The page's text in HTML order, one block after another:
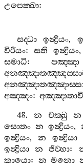
උපෙක‍්ඛා:
සද‍්ධා ඉන්‍ද්‍රියං,
විරියං:සති ඉන්‍ද්‍රියං
සමාධි: පඤ‍්ඤා
අඤ‍්ඤං: අඤ‍්ඤාතාවී
48. න චක‍්ඛු න
සොතං න ඉන්‍ද්‍රියං,
ඉන්‍ද්‍රියං, න ඉන්‍ද්‍රියා
ඉන්‍ද්‍රියා න ජිව‍්හා:
කායො: න මනො